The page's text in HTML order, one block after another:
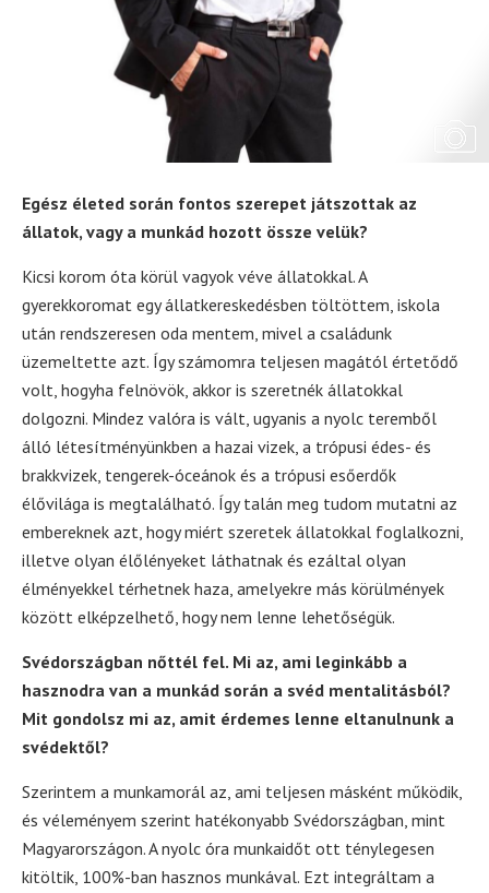
Egész életed során fontos szerepet játszottak az
állatok, vagy a munkád hozott össze velük?
Kicsi korom óta körül vagyok véve állatokkal. A
gyerekkoromat egy állatkereskedésben töltöttem, iskola
után rendszeresen oda mentem, mivel a családunk
üzemeltette azt. Így számomra teljesen magától értetődő
volt, hogyha felnövök, akkor is szeretnék állatokkal
dolgozni. Mindez valóra is vált, ugyanis a nyolc teremből
álló létesítményünkben a hazai vizek, a trópusi édes- és
brakkvizek, tengerek-óceánok és a trópusi esőerdők
élővilága is megtalálható. Így talán meg tudom mutatni az
embereknek azt, hogy miért szeretek állatokkal foglalkozni,
illetve olyan élőlényeket láthatnak és ezáltal olyan
élményekkel térhetnek haza, amelyekre más körülmények
között elképzelhető, hogy nem lenne lehetőségük.
Svédországban nőttél fel. Mi az, ami leginkább a
hasznodra van a munkád során a svéd mentalitásból?
Mit gondolsz mi az, amit érdemes lenne eltanulnunk a
svédektől?
Szerintem a munkamorál az, ami teljesen másként működik,
és véleményem szerint hatékonyabb Svédországban, mint
Magyarországon. A nyolc óra munkaidőt ott ténylegesen
kitöltik, 100%-ban hasznos munkával. Ezt integráltam a